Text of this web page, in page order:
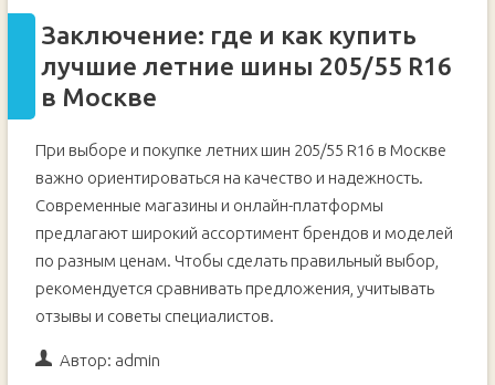
Заключение: где и как купить
лучшие летние шины 205/55 R16
в Москве
При выборе и покупке летних шин 205/55 R16 в Москве
важно ориентироваться на качество и надежность.
Современные магазины и онлайн-платформы
предлагают широкий ассортимент брендов и моделей
по разным ценам. Чтобы сделать правильный выбор,
рекомендуется сравнивать предложения, учитывать
отзывы и советы специалистов.
Автор: admin